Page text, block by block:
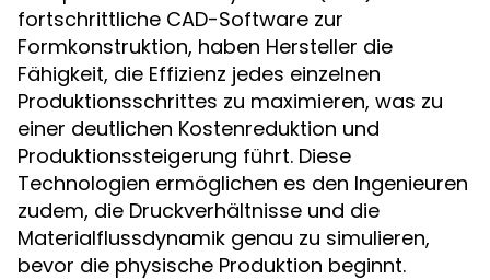
fortschrittliche CAD-Software zur
Formkonstruktion, haben Hersteller die
Fähigkeit, die Effizienz jedes einzelnen
Produktionsschrittes zu maximieren, was zu
einer deutlichen Kostenreduktion und
Produktionssteigerung führt. Diese
Technologien ermöglichen es den Ingenieuren
zudem, die Druckverhältnisse und die
Materialflussdynamik genau zu simulieren,
bevor die physische Produktion beginnt.